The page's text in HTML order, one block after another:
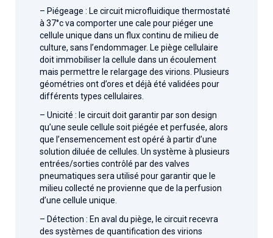
– Piégeage : Le circuit microfluidique thermostaté
à 37°c va comporter une cale pour piéger une
cellule unique dans un flux continu de milieu de
culture, sans l’endommager. Le piège cellulaire
doit immobiliser la cellule dans un écoulement
mais permettre le relargage des virions. Plusieurs
géométries ont d’ores et déjà été validées pour
différents types cellulaires.
– Unicité : le circuit doit garantir par son design
qu’une seule cellule soit piégée et perfusée, alors
que l’ensemencement est opéré à partir d’une
solution diluée de cellules. Un système à plusieurs
entrées/sorties contrôlé par des valves
pneumatiques sera utilisé pour garantir que le
milieu collecté ne provienne que de la perfusion
d’une cellule unique.
– Détection : En aval du piège, le circuit recevra
des systèmes de quantification des virions